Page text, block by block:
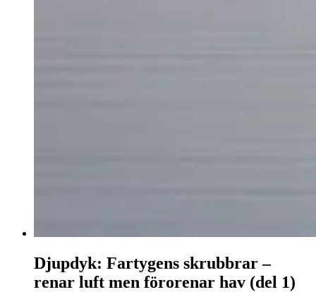
Djupdyk: Fartygens skrubbrar –
renar luft men förorenar hav (del 1)